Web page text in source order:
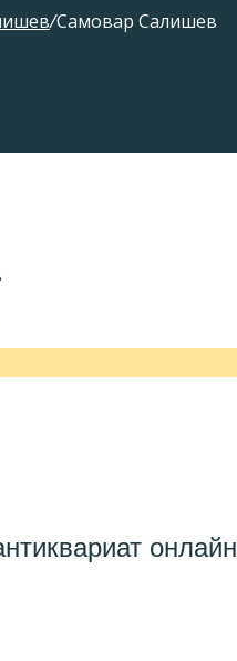
/Самовар Салишев
онлайн